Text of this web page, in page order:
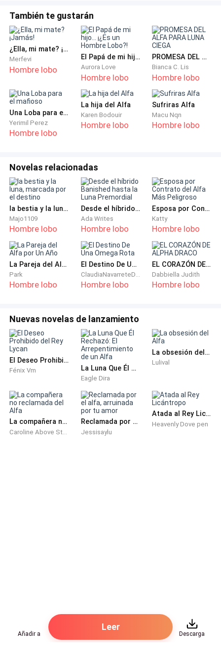
Lord pegó las orejas a su cabeza en alerta y se acercó
a los bultos en medio de la nieve que estaban
medianamente enterrados en esta. El sonido salía de
ellos, aunque no se movieran. El alfa se acercó cada
vez más, con cautela, sintiendo que su pecho
palpitaba de forma extraña mientras más cerca
estaba. Eso lo hizo apretar los dientes.
Solo cuando estuvo junto a aquellos bultos de tela
pudo escuchar el sonido con más claridad. Era
lo que parecían dos cuerpos durmientes en medio de
la nieve. Lo que no estaban precisamente durmiendo.
-Están muertos alfa- declaró Sena repasando uno de
los dos cuerpos descubriendo la cabeza de uno,
corriendo la tela de la capucha de piel mostrando sus
rostros ya de color violeta y totalmente tiesos-
Deben haber muerto hace unas horas.
Mas Lord no lo escuchaba. Sus ojos estaban fijos en
pequeña y casi azulada se dejó ver ante este
sacudirse corriendo la tela. Y otra vez ese sonido,
como si estuviera llorando.
-Alfa… es un cachorro humano, está aún vivo- Senas
eliminara como todos los humanos que se cruzaban
en el camino. Se preguntaba como era que había
sobrevivido, quizás era debido al calor que le habían
dado sus padres antes de quedar congelados- ¿Alfa?-
-¿Alfa?- Senas se había dado cuenta que algo no
estaba bien con él.
También te gustarán
¿Ella, mi mate? ¡Jamás!
Merfevi
Hombre lobo
El Papá de mi hijo... ¡¿Es un Hombre Lobo?!
Aurora Love
Hombre lobo
PROMESA DEL ALFA PARA LUNA CIEGA
Bianca C. Lis
Hombre lobo
Una Loba para el mafioso
Yerimil Perez
Hombre lobo
La hija del Alfa
Karen Bodouir
Hombre lobo
Sufriras Alfa
Macu Nqn
Hombre lobo
Novelas relacionadas
la bestia y la luna, marcada por el destino
Majo1109
Hombre lobo
Desde el híbrido Banished hasta la Luna Premordial
Ada Writes
Hombre lobo
Esposa por Contrato del Alfa Más Peligroso
Katty
Hombre lobo
La Pareja del Alfa por Un Año
Park
Hombre lobo
El Destino De Una Omega Rota
Hombre lobo
EL CORAZÓN DE ALPHA DRACO
Dabbiella Judith
Hombre lobo
Nuevas novelas de lanzamiento
El Deseo Prohibido del Rey Lycan
Fénix Vm La Luna Que Él Rechazó: El Arrepentimiento de un Alfa
Eagle Dira
La obsesión del Alfa
Lulival
La compañera no reclamada del Alfa Reclamada por el alfa, arruinada por tu amor
Jessisaylu
Atada al Rey Licántropo
Heavenly Dove pen
Añadir a
Leer
Descarga